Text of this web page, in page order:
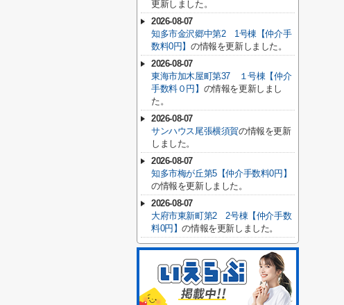
更新しました。
2026-08-07
知多市金沢郷中第2 1号棟【仲介手
数料0円】の情報を更新しました。
2026-08-07
東海市加木屋町第37 １号棟【仲介
手数料０円】 の情報を更新しまし
た。
2026-08-07
サンハウス尾張横須賀の情報を更新
しました。
2026-08-07
知多市梅が丘第5【仲介手数料0円】
の情報を更新しました。
2026-08-07
大府市東新町第2 2号棟【仲介手数
料0円】の情報を更新しました。